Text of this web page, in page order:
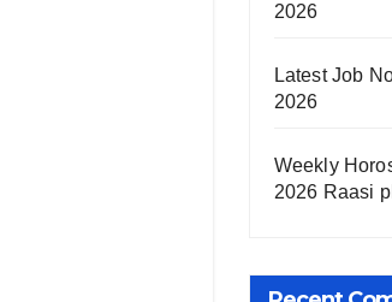
2026
Latest Job
2026
Weekly
2026 Raasi